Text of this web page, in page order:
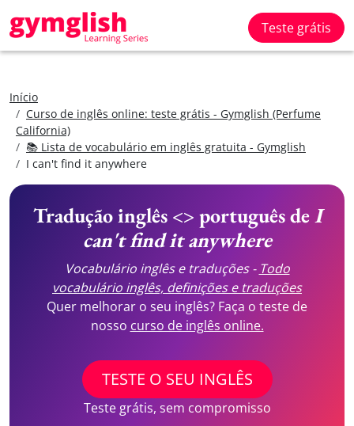
Teste grátis
Início
Curso de inglês online: teste grátis - Gymglish (Perfume
California)
📚 Lista de vocabulário em inglês gratuita - Gymglish
I can't find it anywhere
Tradução inglês <> português deI
can't find it anywhere
Vocabulário inglês e traduções - Todo
vocabulário inglês, definições e traduções
Quer melhorar o seu inglês? Faça o teste de
nosso curso de inglês online.
TESTE O SEU INGLÊS
Teste grátis, sem compromisso